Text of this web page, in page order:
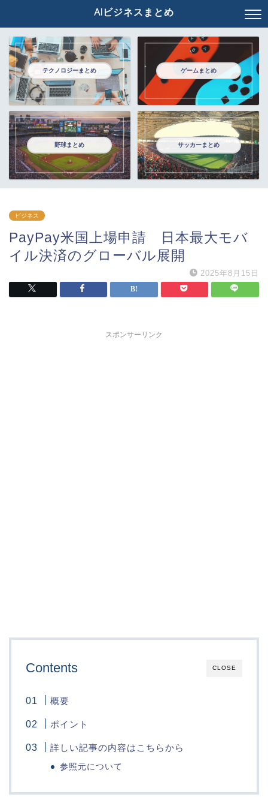
AIビジネスまとめ
テクノロジーまとめ ゲームまとめ
野球まとめ サッカーまとめ
ビジネス
PayPay米国上場申請 日本最大モバ
イル決済のグローバル展開
2025年8月15日
スポンサーリンク
CLOSE
Contents
概要
ポイント
詳しい記事の内容はこちらから
参照元について